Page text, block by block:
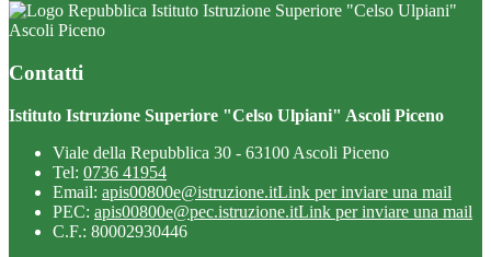
Istituto Istruzione Superiore "Celso Ulpiani"
Ascoli Piceno
Contatti
Istituto Istruzione Superiore "Celso Ulpiani" Ascoli Piceno
Viale della Repubblica 30 - 63100 Ascoli Piceno
Tel: 0736 41954
Email: apis00800e@istruzione.itLink per inviare una mail
PEC: apis00800e@pec.istruzione.itLink per inviare una mail
C.F.: 80002930446